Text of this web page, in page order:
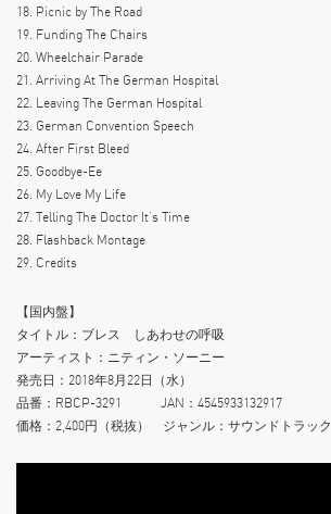
18. Picnic by The Road
19. Funding The Chairs
20. Wheelchair Parade
21. Arriving At The German Hospital
22. Leaving The German Hospital
23. German Convention Speech
24. After First Bleed
25. Goodbye-Ee
26. My Love My Life
27. Telling The Doctor It‘s Time
28. Flashback Montage
29. Credits
【国内盤】
タイトル：ブレス しあわせの呼吸
アーティスト：ニティン・ソーニー
発売日：2018年8月22日（水）
品番：RBCP-3291 JAN：4545933132917
価格：2,400円（税抜） ジャンル：サウンドトラック